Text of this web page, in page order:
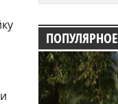
ПОПУЛЯРНОЕ